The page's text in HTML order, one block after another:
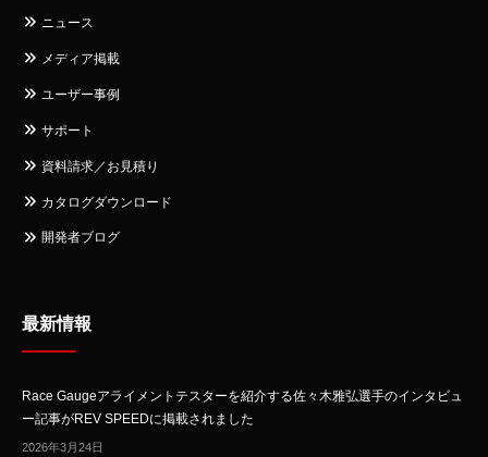
ニュース
メディア掲載
ユーザー事例
サポート
資料請求／お見積り
カタログダウンロード
開発者ブログ
最新情報
Race Gaugeアライメントテスターを紹介する佐々木雅弘選手のインタビュ
ー記事がREV SPEEDに掲載されました
2026年3月24日